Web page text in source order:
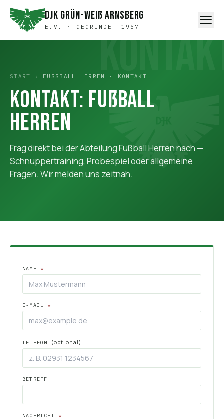
DJK Grün-Weiß Arnsberg
E.V. · GEGRÜNDET 1957
START › FUSSBALL HERREN · KONTAKT
Kontakt: Fußball
Herren
Frag direkt bei der Abteilung Fußball Herren nach —
Schnuppertraining, Probespiel oder allgemeine
Fragen. Wir melden uns zeitnah.
NAME *
E-MAIL *
TELEFON (optional)
BETREFF
NACHRICHT *